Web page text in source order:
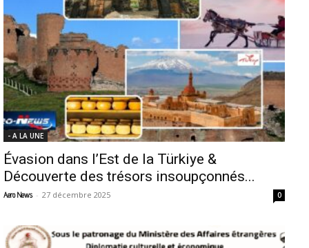
- A LA UNE
Évasion dans l’Est de la Türkiye &
Découverte des trésors insoupçonnés...
Aero News - 27 décembre 2025 0